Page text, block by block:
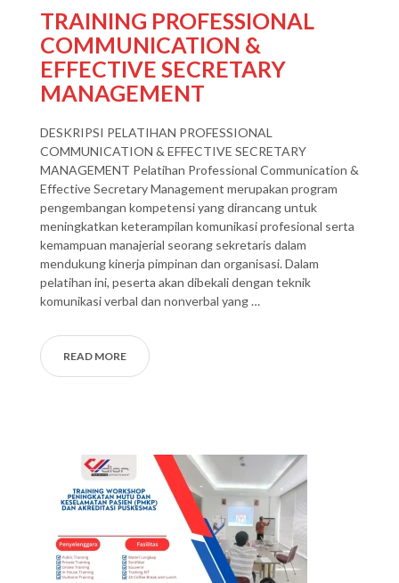
TRAINING PROFESSIONAL
COMMUNICATION &
EFFECTIVE SECRETARY
MANAGEMENT
DESKRIPSI PELATIHAN PROFESSIONAL
COMMUNICATION & EFFECTIVE SECRETARY
MANAGEMENT Pelatihan Professional Communication &
Effective Secretary Management merupakan program
pengembangan kompetensi yang dirancang untuk
meningkatkan keterampilan komunikasi profesional serta
kemampuan manajerial seorang sekretaris dalam
mendukung kinerja pimpinan dan organisasi. Dalam
pelatihan ini, peserta akan dibekali dengan teknik
komunikasi verbal dan nonverbal yang …
READ MORE